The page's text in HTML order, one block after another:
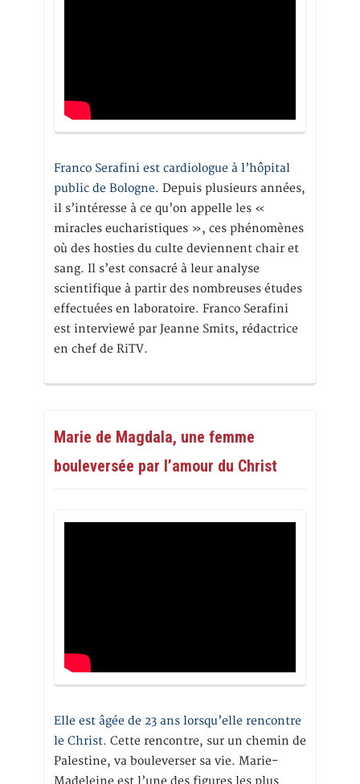
Franco Serafini est cardiologue à l’hôpital
public de Bologne. Depuis plusieurs années,
il s’intéresse à ce qu’on appelle les «
miracles eucharistiques », ces phénomènes
où des hosties du culte deviennent chair et
sang. Il s’est consacré à leur analyse
scientifique à partir des nombreuses études
effectuées en laboratoire. Franco Serafini
est interviewé par Jeanne Smits, rédactrice
en chef de RiTV.
Marie de Magdala, une femme
bouleversée par l’amour du Christ
Elle est âgée de 23 ans lorsqu’elle rencontre
le Christ. Cette rencontre, sur un chemin de
Palestine, va bouleverser sa vie. Marie-